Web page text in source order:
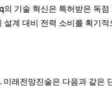
기술 혁신은 특허받은 독
대비 전력 소비를 획기적
래전망진술은 다음과 같은